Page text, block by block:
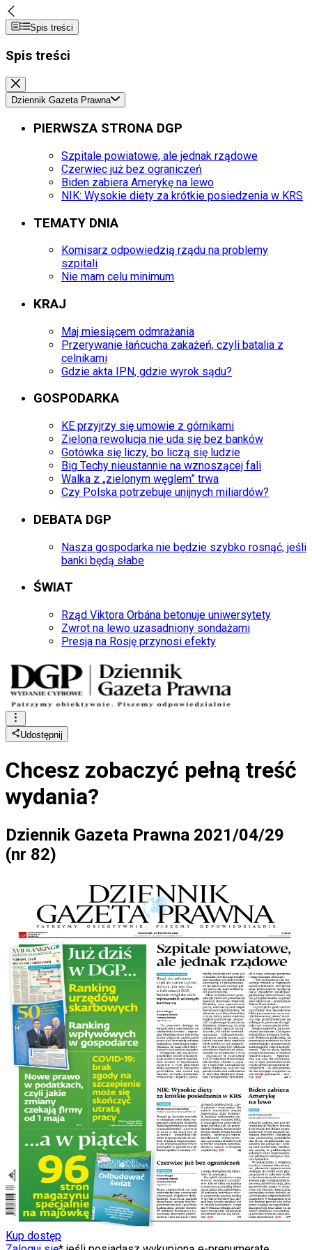
Spis treści
Spis treści
Dziennik Gazeta Prawna
PIERWSZA STRONA DGP
Szpitale powiatowe, ale jednak rządowe
Czerwiec już bez ograniczeń
Biden zabiera Amerykę na lewo
NIK: Wysokie diety za krótkie posiedzenia w KRS
TEMATY DNIA
Komisarz odpowiedzią rządu na problemy
szpitali
Nie mam celu minimum
KRAJ
Maj miesiącem odmrażania
Przerywanie łańcucha zakażeń, czyli batalia z
celnikami
Gdzie akta IPN, gdzie wyrok sądu?
GOSPODARKA
KE przyjrzy się umowie z górnikami
Zielona rewolucja nie uda się bez banków
Gotówka się liczy, bo liczą się ludzie
Big Techy nieustannie na wznoszącej fali
Walka z „zielonym węglem” trwa
Czy Polska potrzebuje unijnych miliardów?
DEBATA DGP
Nasza gospodarka nie będzie szybko rosnąć, jeśli
banki będą słabe
ŚWIAT
Rząd Viktora Orbána betonuje uniwersytety
Zwrot na lewo uzasadniony sondażami
Presja na Rosję przynosi efekty
Udostępnij
Chcesz zobaczyć pełną treść
wydania?
Dziennik Gazeta Prawna 2021/04/29
(nr 82)
Kup dostęp